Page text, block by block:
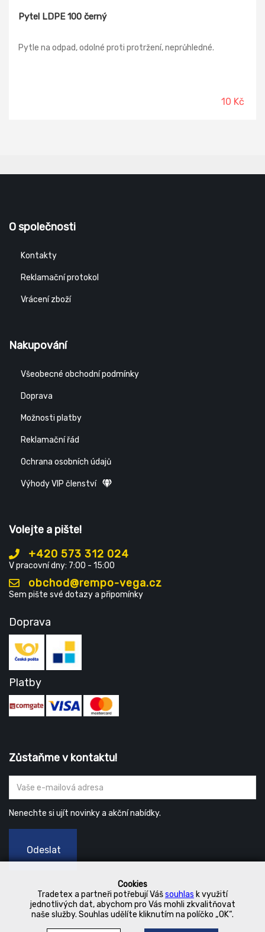
Cookies
Tradetex a partneři potřebují Vášsouhlas k využití
jednotlivých dat, abychom pro Vás mohli zkvalitňovat
naše služby. Souhlas udělíte kliknutím na políčko „OK“.
Pytel LDPE 100 černý
Pytle na odpad, odolné proti protržení, neprůhledné.
10 Kč
O společnosti
Kontakty
Reklamační protokol
Vrácení zboží
Nakupování
Všeobecné obchodní podmínky
Doprava
Možnosti platby
Reklamační řád
Ochrana osobních údajů
Výhody VIP členství
Volejte a pište!
+420 573 312 024
V pracovní dny: 7:00 - 15:00
obchod@rempo-vega.cz
Sem pište své dotazy a připomínky
Doprava
Platby
Zůstaňme v kontaktu!
Nenechte si ujít novinky a akční nabídky.
Odeslat